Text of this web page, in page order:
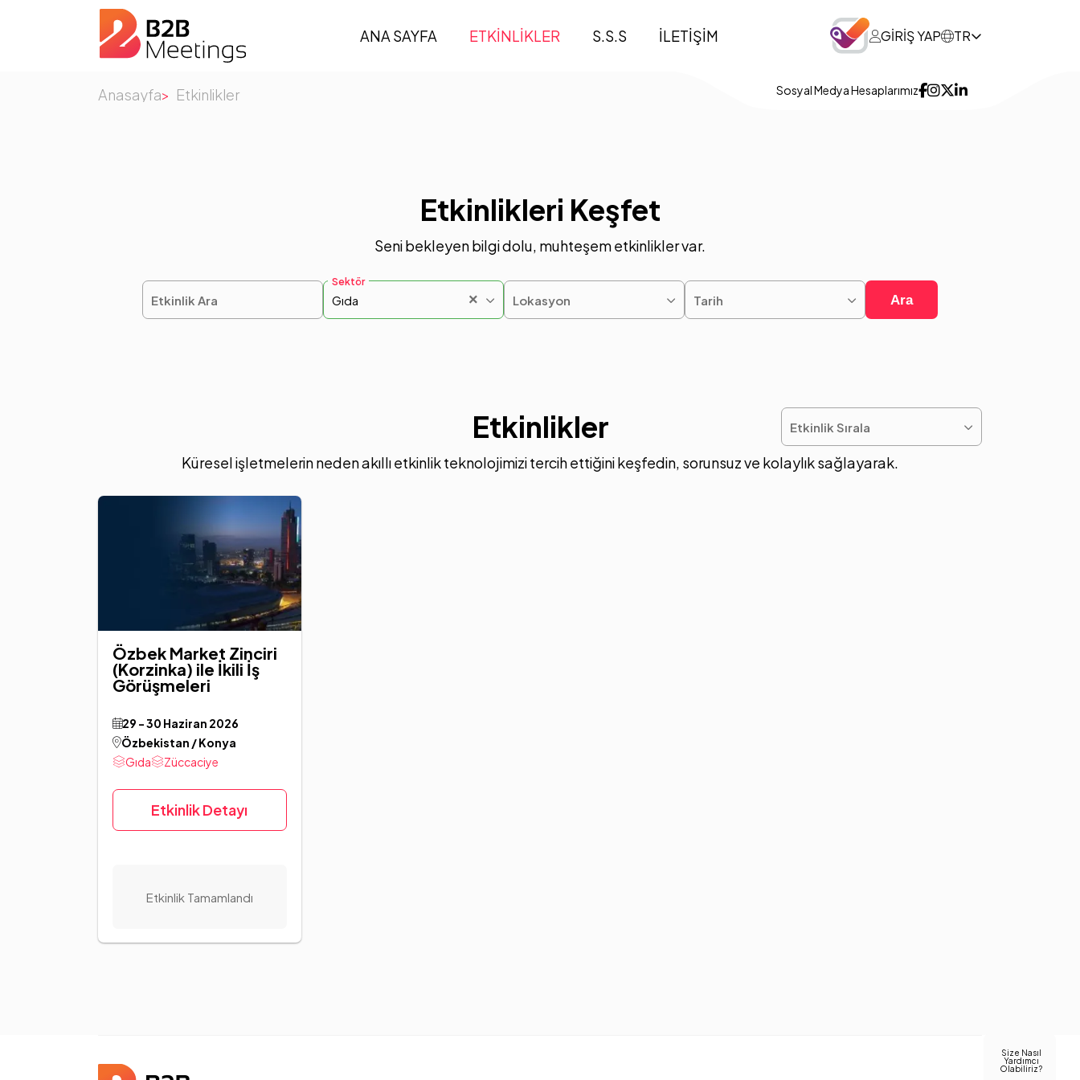
ANA SAYFA ETKİNLİKLER S.S.S İLETİŞİM GİRİŞ YAP TR
Sosyal Medya Hesaplarımız
Size Nasıl
Yardımcı
Olabiliriz?
Anasayfa Etkinlikler
Etkinlikleri Keşfet
Seni bekleyen bilgi dolu, muhteşem etkinlikler var.
Etkinlik Ara
Sektör
×
Gıda Lokasyon Tarih Ara
Etkinlikler
Küresel işletmelerin neden akıllı etkinlik teknolojimizi tercih ettiğini keşfedin, sorunsuz ve kolaylık sağlayarak.
Etkinlik Sırala
Özbek Market Zinciri
(Korzinka) ile İkili İş
Görüşmeleri
29 - 30 Haziran 2026
Özbekistan / Konya
Gıda
Züccaciye
Etkinlik Detayı
Etkinlik Tamamlandı